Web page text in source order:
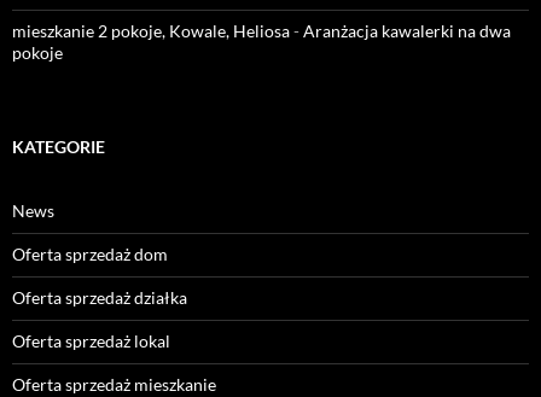
mieszkanie 2 pokoje, Kowale, Heliosa-Aranżacja kawalerki na dwa
pokoje
KATEGORIE
News
Oferta sprzedaż dom
Oferta sprzedaż działka
Oferta sprzedaż lokal
Oferta sprzedaż mieszkanie